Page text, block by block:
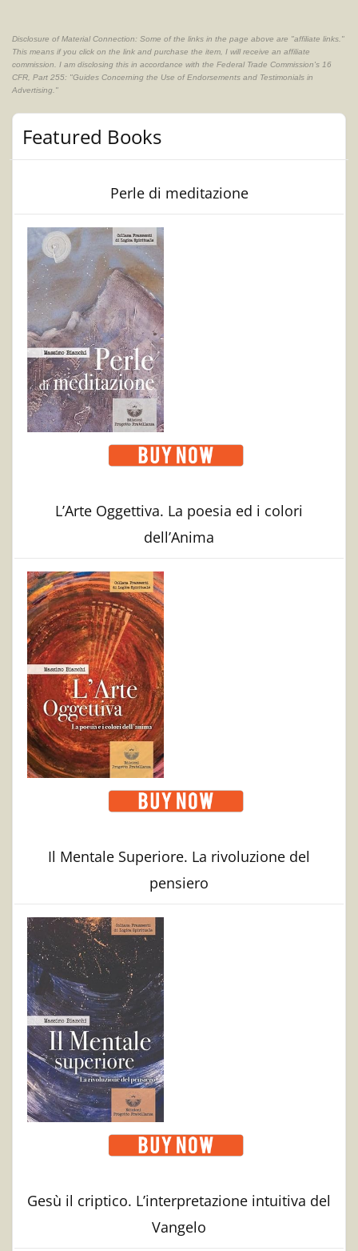
Featured Books
Perle di meditazione
L’Arte Oggettiva. La poesia ed i colori
dell’Anima
Il Mentale Superiore. La rivoluzione del
pensiero
Gesù il criptico. L’interpretazione intuitiva del
Vangelo
Disclosure of Material Connection: Some of the links in the page above are "affiliate links."
This means if you click on the link and purchase the item, I will receive an affiliate
commission. I am disclosing this in accordance with the Federal Trade Commission's 16
CFR, Part 255: "Guides Concerning the Use of Endorsements and Testimonials in
Advertising."